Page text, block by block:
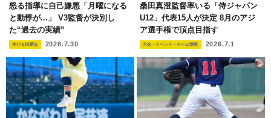
怒る指導に自己嫌悪「月曜になる
と動悸が...」 V3監督が決別し
た“過去の実績”
伸びる指導法 2026.7.30
桑田真澄監督率いる「侍ジャパン
U12」代表15人が決定 8月のアジ
ア選手権で頂点目指す
大会・イベント・チーム情報 2026.7.1